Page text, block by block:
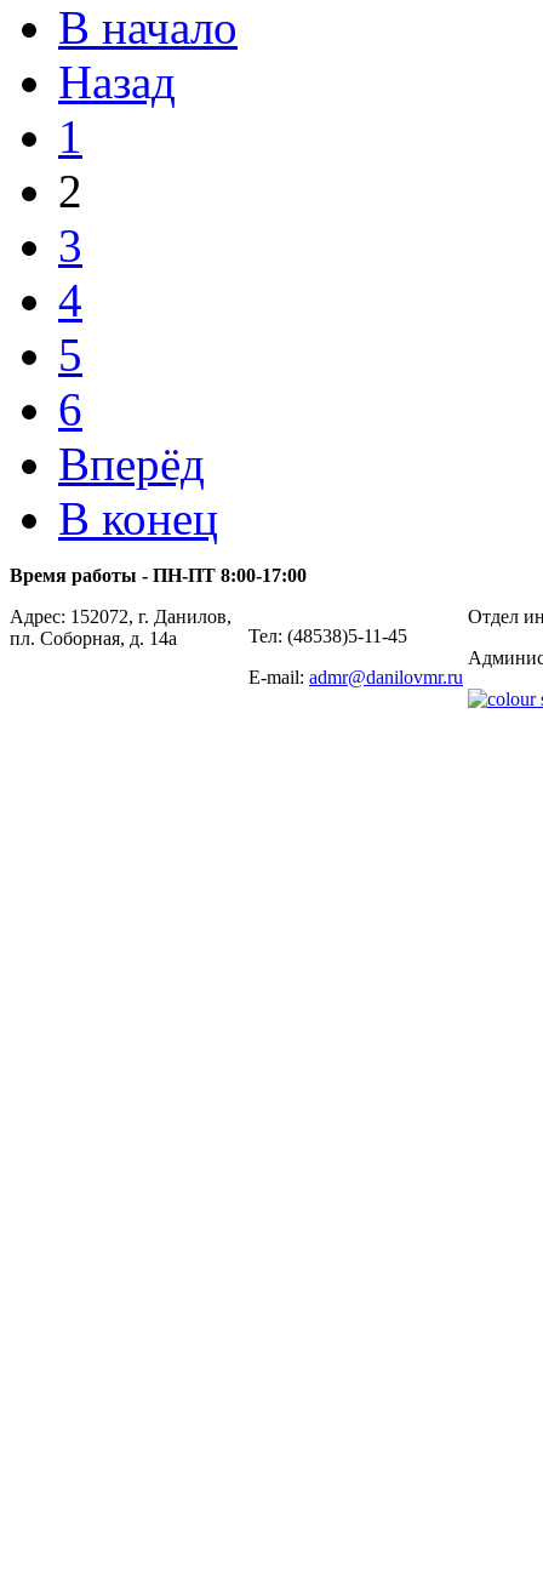
В начало
Назад
1
2
3
4
5
6
Вперёд
В конец
Время работы - ПН-ПТ 8:00-17:00
Адрес: 152072, г. Данилов,
пл. Соборная, д. 14а
Тел: (48538)5-11-45
E-mail: admr@danilovmr.ru
Отдел